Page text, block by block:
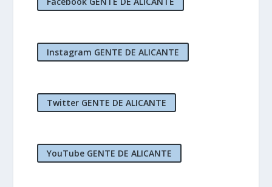
Instagram GENTE DE ALICANTE
Twitter GENTE DE ALICANTE
YouTube GENTE DE ALICANTE